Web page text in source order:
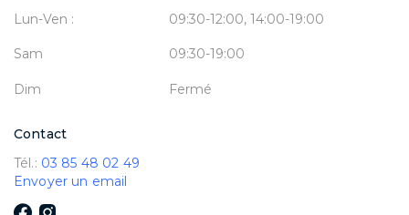
Lun-Ven :
09:30-12:00, 14:00-19:00
Sam 09:30-19:00
Dim Fermé
Contact
Tél.: 03 85 48 02 49
Envoyer un email